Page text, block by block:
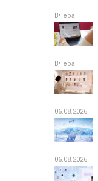
Вчера
Вчера
06.08.2026
06.08.2026